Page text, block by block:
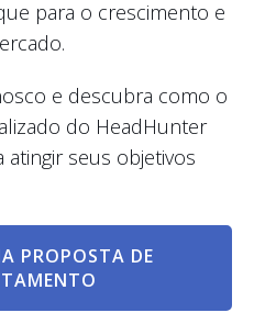
para o crescimento e
e descubra como o
do HeadHunter
atingir seus objetivos
PROPOSTA DE